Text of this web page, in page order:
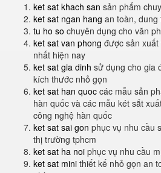
ket sat khach san sản phẩm
ket sat ngan hang an toàn,
tu ho so chuyên dụng cho văn
ket sat van phong được sản
nhất hiện nay
ket sat gia dinh sử dụng cho gia
kích thước nhỏ gọn
ket sat han quoc các mẫu sản
hàn quốc và các mẫu két sắt
công nghệ hàn quốc
ket sat sai gon phục vụ nhu cầu
thị trường tphcm
ket sat ha noi phục vụ nhu cầu
ket sat mini thiết kế nhỏ gọn an